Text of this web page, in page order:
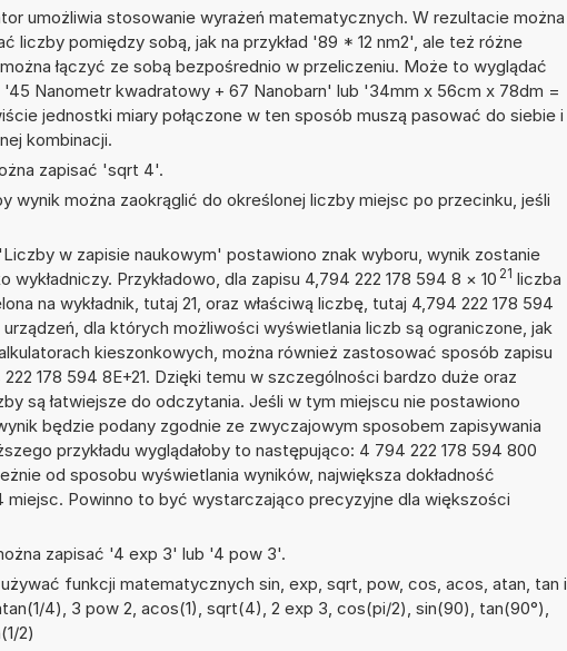
umożliwia stosowanie wyrażeń matematycznych. W rezultacie można
liczby pomiędzy sobą, jak na przykład '89 * 12 nm2', ale też różne
łączyć ze sobą bezpośrednio w przeliczeniu. Może to wyglądać
'45 Nanometr kwadratowy + 67 Nanobarn' lub '34mm x 56cm x 78dm =
jednostki miary połączone w ten sposób muszą pasować do siebie i
kombinacji.
zapisać 'sqrt 4'.
wynik można zaokrąglić do określonej liczby miejsc po przecinku, jeśli
w zapisie naukowym' postawiono znak wyboru, wynik zostanie
wykładniczy. Przykładowo, dla zapisu 4,794 222 178 594 8 × 10 21 liczba
na wykładnik, tutaj 21, oraz właściwą liczbę, tutaj 4,794 222 178 594
dla których możliwości wyświetlania liczb są ograniczone, jak
kieszonkowych, można również zastosować sposób zapisu
178 594 8E+21. Dzięki temu w szczególności bardzo duże oraz
są łatwiejsze do odczytania. Jeśli w tym miejscu nie postawiono
będzie podany zgodnie ze zwyczajowym sposobem zapisywania
przykładu wyglądałoby to następująco: 4 794 222 178 594 800
od sposobu wyświetlania wyników, największa dokładność
miejsc. Powinno to być wystarczająco precyzyjne dla większości
zapisać '4 exp 3' lub '4 pow 3'.
funkcji matematycznych sin, exp, sqrt, pow, cos, acos, atan, tan i
4), 3 pow 2, acos(1), sqrt(4), 2 exp 3, cos(pi/2), sin(90), tan(90°),
2)